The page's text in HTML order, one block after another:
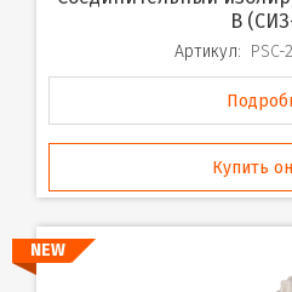
B
Артикул:
Купить
NEW